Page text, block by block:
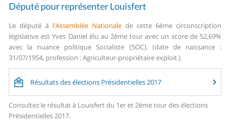
Député pour représenter Louisfert
Le député à l'Assemblée Nationale de cette 6ème circonscription
législative est Yves Daniel élu au 2ème tour avec un score de 52,69%
avec la nuance politique Socialiste (SOC). (date de naissance :
31/07/1954, profession : Agriculteur-propriétaire exploit.)
Résultats des élections Présidentielles 2017
Consultez le résultat à Louisfert du 1er et 2ème tour des élections
Présidentielles 2017.